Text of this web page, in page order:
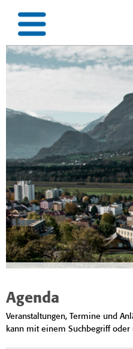
Agenda
Veranstaltungen, Termine und
kann mit einem Suchbegriff oder